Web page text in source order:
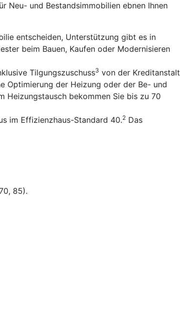
Neu- und Bestandsimmobilien ebnen Ihnen
entscheiden, Unterstützung gibt es in
beim Bauen, Kaufen oder Modernisieren
Tilgungszuschuss3 von der Kreditanstalt
Optimierung der Heizung oder der Be- und
Heizungstausch bekommen Sie bis zu 70
im Effizienzhaus-Standard 40.2 Das
85).